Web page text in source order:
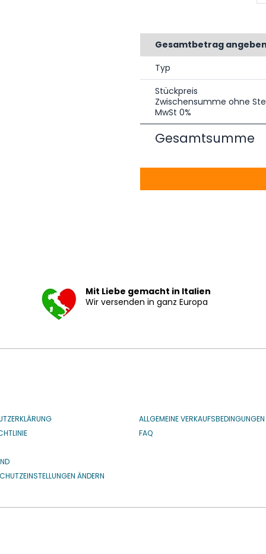
Gesamtbetrag
Typ
Stückpreis
Zwischensumme ohne
MwSt 0%
Gesamtsumme
Mit Liebe gemacht in Italien
Wir versenden in ganz Europa
ÄNDERN
ALLGEMEINE VERKAUFSBEDINGUNGEN
FAQ